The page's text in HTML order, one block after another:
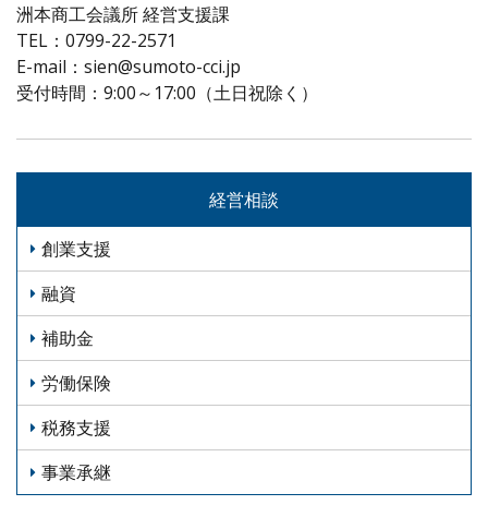
洲本商工会議所 経営支援課
TEL：0799-22-2571
E-mail：sien@sumoto-cci.jp
受付時間：9:00～17:00（土日祝除く）
経営相談
創業支援
融資
補助金
労働保険
税務支援
事業承継